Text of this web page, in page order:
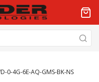
0-4G-6E-AQ-GMS-BK-NS